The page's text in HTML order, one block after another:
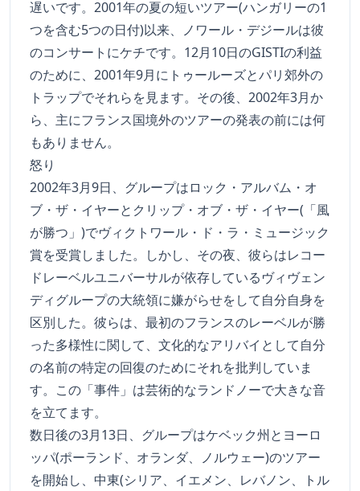
遅いです。2001年の夏の短いツアー(ハンガリーの1
つを含む5つの日付)以来、ノワール・デジールは彼
のコンサートにケチです。12月10日のGISTIの利益
のために、2001年9月にトゥールーズとパリ郊外の
トラップでそれらを見ます。その後、2002年3月か
ら、主にフランス国境外のツアーの発表の前には何
もありません。
怒り
2002年3月9日、グループはロック・アルバム・オ
ブ・ザ・イヤーとクリップ・オブ・ザ・イヤー(「風
が勝つ」)でヴィクトワール・ド・ラ・ミュージック
賞を受賞しました。しかし、その夜、彼らはレコー
ドレーベルユニバーサルが依存しているヴィヴェン
ディグループの大統領に嫌がらせをして自分自身を
区別した。彼らは、最初のフランスのレーベルが勝
った多様性に関して、文化的なアリバイとして自分
の名前の特定の回復のためにそれを批判していま
す。この「事件」は芸術的なランドノーで大きな音
を立てます。
数日後の3月13日、グループはケベック州とヨーロ
ッパ(ポーランド、オランダ、ノルウェー)のツアー
を開始し、中東(シリア、イエメン、レバノン、トル